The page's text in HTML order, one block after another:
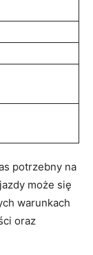
potrzebny na
może się
warunkach
oraz